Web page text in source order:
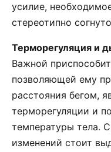
усилие,
стереотипно
Терморегуляция и
Важной
позволяющей ему
расстояния бегом,
терморегуляции и
температуры тела.
изменений стоит